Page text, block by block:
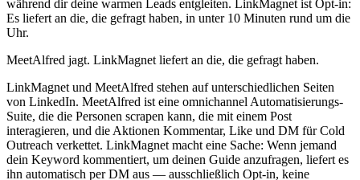
während dir deine warmen Leads entgleiten. LinkMagnet ist Opt-in:
Es liefert an die, die gefragt haben, in unter 10 Minuten rund um die
Uhr.
MeetAlfred jagt. LinkMagnet liefert an die, die gefragt haben.
LinkMagnet und MeetAlfred stehen auf unterschiedlichen Seiten
von LinkedIn. MeetAlfred ist eine omnichannel Automatisierungs-
Suite, die die Personen scrapen kann, die mit einem Post
interagieren, und die Aktionen Kommentar, Like und DM für Cold
Outreach verkettet. LinkMagnet macht eine Sache: Wenn jemand
dein Keyword kommentiert, um deinen Guide anzufragen, liefert es
ihn automatisch per DM aus — ausschließlich Opt-in, keine